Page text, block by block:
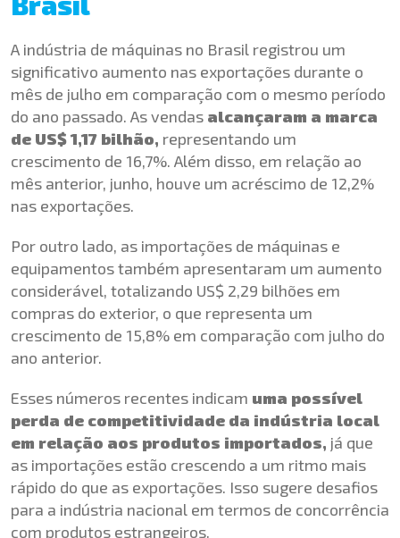
A indústria de máquinas no Brasil registrou um
significativo aumento nas exportações durante o
mês de julho em comparação com o mesmo período
do ano passado. As vendas alcançaram a marca
de US$ 1,17 bilhão, representando um
crescimento de 16,7%. Além disso, em relação ao
mês anterior, junho, houve um acréscimo de 12,2%
nas exportações.
Por outro lado, as importações de máquinas e
equipamentos também apresentaram um aumento
considerável, totalizando US$ 2,29 bilhões em
compras do exterior, o que representa um
crescimento de 15,8% em comparação com julho do
ano anterior.
Esses números recentes indicam uma possível
perda de competitividade da indústria local
em relação aos produtos importados, já que
as importações estão crescendo a um ritmo mais
rápido do que as exportações. Isso sugere desafios
para a indústria nacional em termos de concorrência
com produtos estrangeiros.